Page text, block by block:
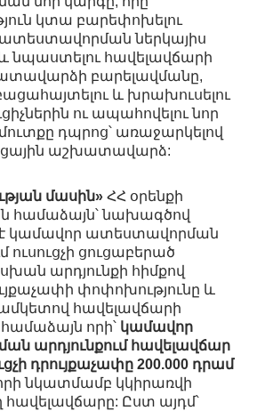
կտա բարեփոխելու
ատեստավորման ներկայիս
նպաստելու հավելավճարի
բարելավմանը,
և խրախուսելու
ու ապահովելու նոր
մուտքը դպրոց՝ առաջարկելով
աշխատավարձ:
մասին» ՀՀ օրենքի
համաձայն՝ նախագծով
է կամավոր ատեստավորման
ուսուցչի ցուցաբերած
արդյունքի հիմքով
փոփոխությունը և
հավելավճարի
որի՝ կամավոր
արդյունքում հավելավճար
դրույքաչափը 200.000 դրամ
նկատմամբ կկիրառվի
Ըստ այդմ՝